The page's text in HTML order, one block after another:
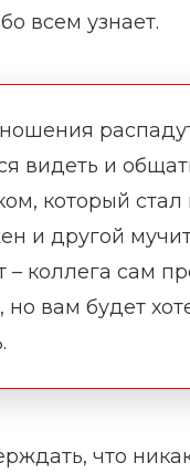
всем узнает.
видеть и
который стал
и другой
– коллега сам
но вам будет
что